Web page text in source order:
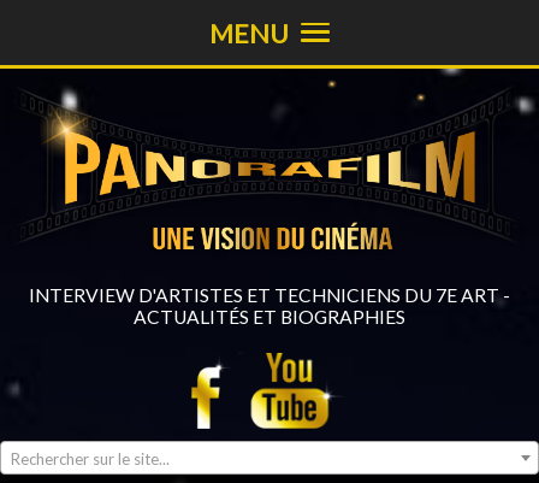
INTERVIEW D'ARTISTES ET TECHNICIENS DU 7E ART -
ACTUALITÉS ET BIOGRAPHIES
Rechercher sur le site...
MENU